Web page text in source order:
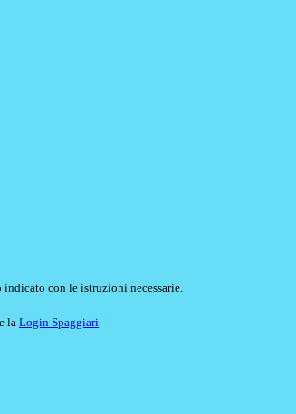
con le istruzioni necessarie.
la Login Spaggiari